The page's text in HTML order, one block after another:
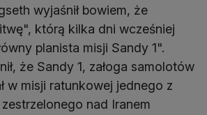
wyjaśnił bowiem, że
którą kilka dni wcześniej
planista misji Sandy 1".
że Sandy 1, załoga samolotów
w misji ratunkowej jednego z
zestrzelonego nad Iranem